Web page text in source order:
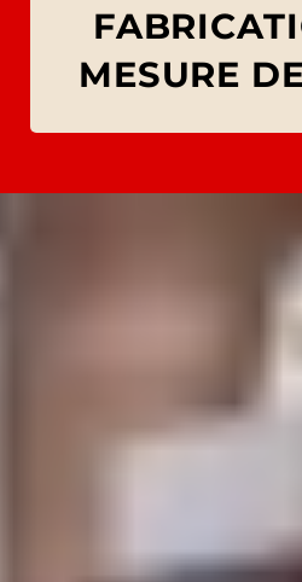
MESURE